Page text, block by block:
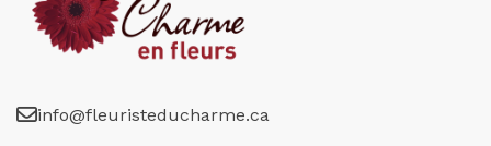
info@fleuristeducharme.ca